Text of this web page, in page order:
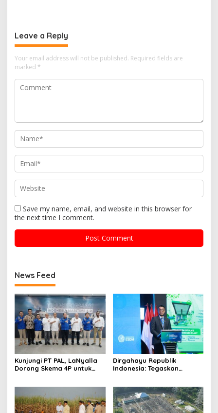
Leave a Reply
Your email address will not be published. Required fields are
marked *
Save my name, email, and website in this browser for
the next time I comment.
News Feed
Kunjungi PT PAL, LaNyalla
Dorong Skema 4P untuk
Dirgahayu Republik
Indonesia: Tegaskan
Nasional